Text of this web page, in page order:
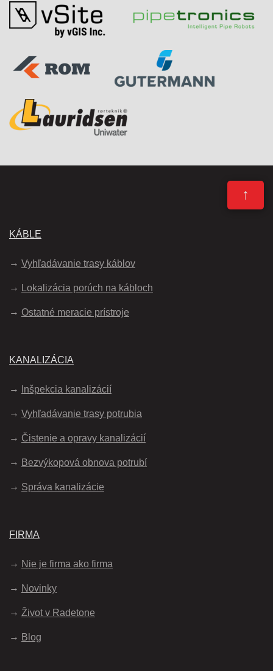
↑
KÁBLE
Vyhľadávanie trasy káblov
Lokalizácia porúch na kábloch
Ostatné meracie prístroje
KANALIZÁCIA
Inšpekcia kanalizácií
Vyhľadávanie trasy potrubia
Čistenie a opravy kanalizácií
Bezvýkopová obnova potrubí
Správa kanalizácie
FIRMA
Nie je firma ako firma
Novinky
Život v Radetone
Blog